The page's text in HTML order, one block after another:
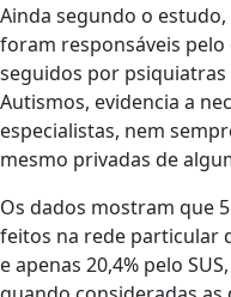
Ainda segundo o
foram responsáveis pelo
seguidos por psiquiatras
Autismos, evidencia a
especialistas, nem
mesmo privadas de
Os dados mostram que
feitos na rede particular
e apenas 20,4% pelo